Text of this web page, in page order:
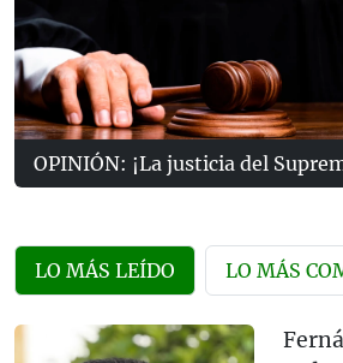
OPINIÓN: ¡La justicia del
LO MÁS LEÍDO LO MÁS